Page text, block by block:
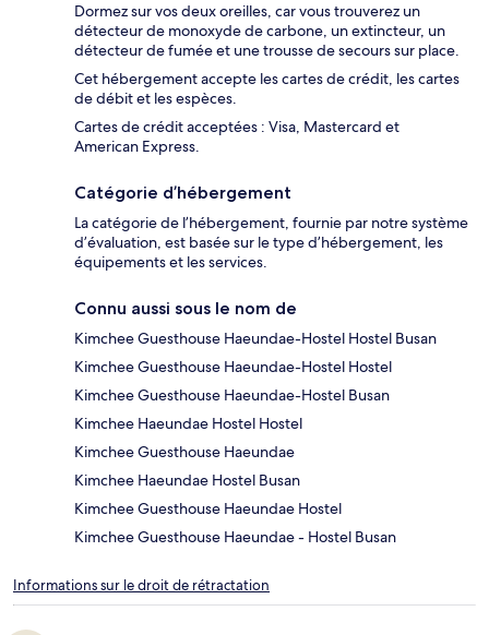
Dormez sur vos deux oreilles, car vous trouverez un
détecteur de monoxyde de carbone, un extincteur, un
détecteur de fumée et une trousse de secours sur place.
Cet hébergement accepte les cartes de crédit, les cartes
de débit et les espèces.
Cartes de crédit acceptées : Visa, Mastercard et
American Express.
Catégorie d’hébergement
La catégorie de l’hébergement, fournie par notre système
d’évaluation, est basée sur le type d’hébergement, les
équipements et les services.
Connu aussi sous le nom de
Kimchee Guesthouse Haeundae-Hostel Hostel Busan
Kimchee Guesthouse Haeundae-Hostel Hostel
Kimchee Guesthouse Haeundae-Hostel Busan
Kimchee Haeundae Hostel Hostel
Kimchee Guesthouse Haeundae
Kimchee Haeundae Hostel Busan
Kimchee Guesthouse Haeundae Hostel
Kimchee Guesthouse Haeundae - Hostel Busan
Informations sur le droit de rétractation